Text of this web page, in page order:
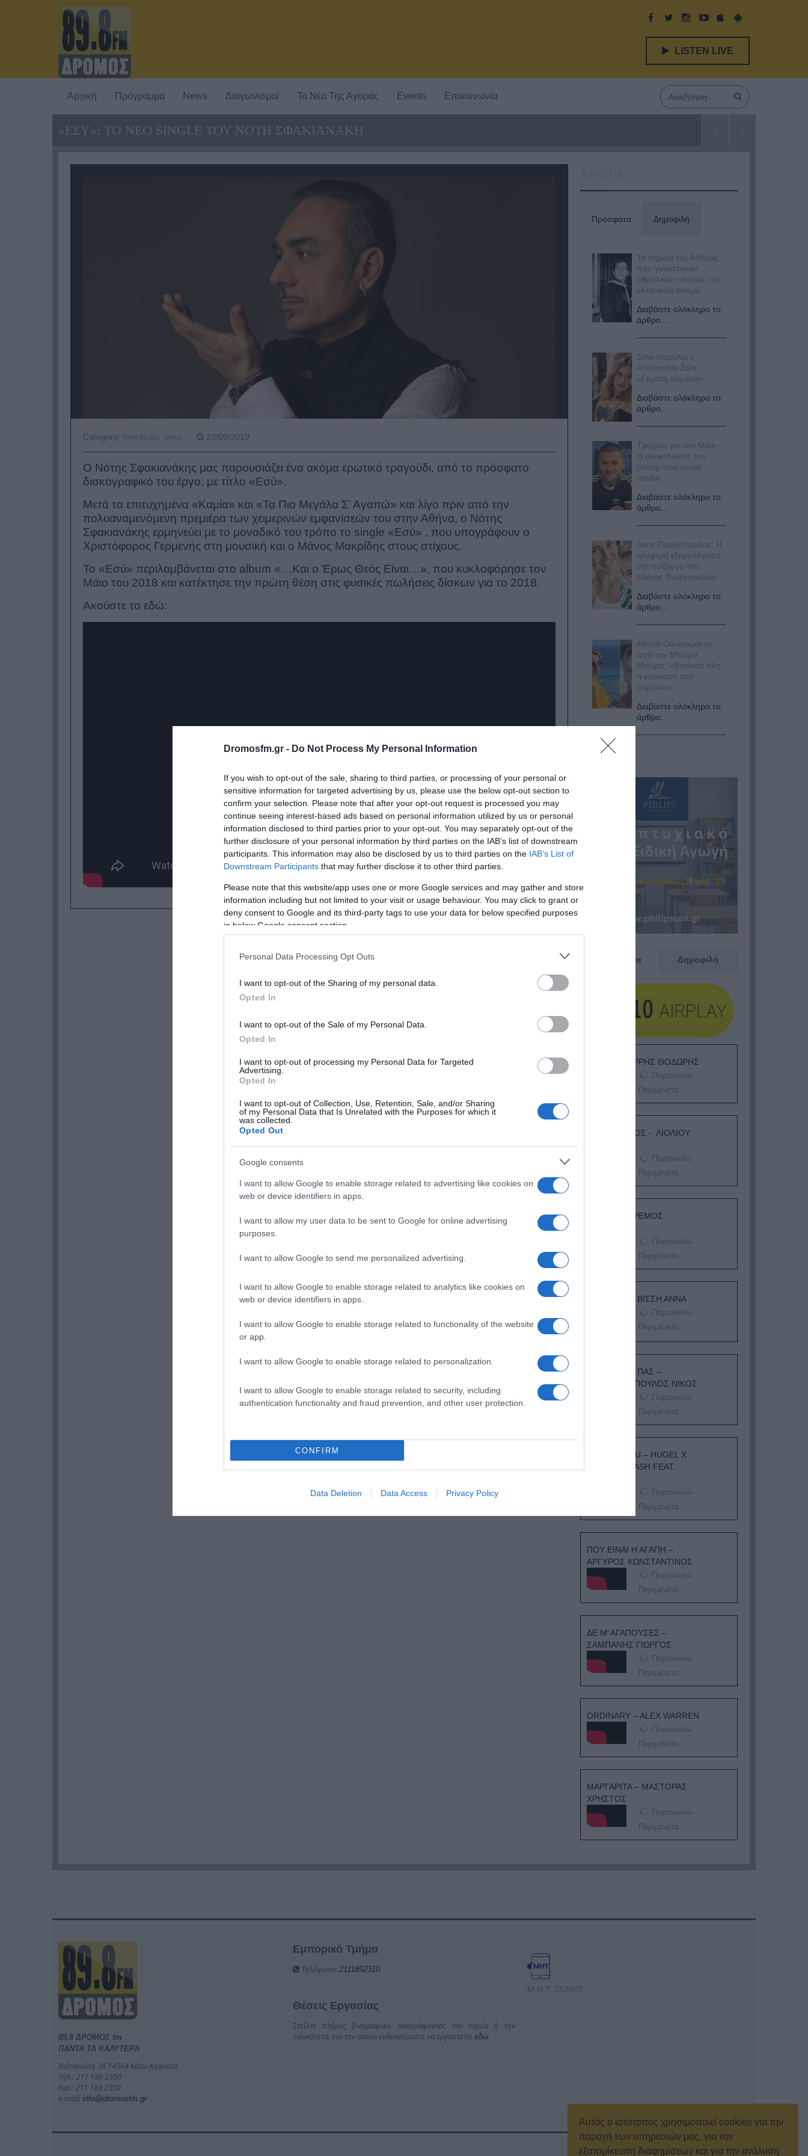
Αυτός ο ιστότοπος χρησιμοποιεί cookies για την
παροχή των υπηρεσιών μας, για την
εξατομίκευση διαφημίσεων και για την ανάλυση
Dromosfm.gr - Do Not Process My Personal Information
If you wish to opt-out of the sale, sharing to third parties, or processing of your personal or
sensitive information for targeted advertising by us, please use the below opt-out section to
confirm your selection. Please note that after your opt-out request is processed you may
continue seeing interest-based ads based on personal information utilized by us or personal
information disclosed to third parties prior to your opt-out. You may separately opt-out of the
further disclosure of your personal information by third parties on the IAB’s list of downstream
participants. This information may also be disclosed by us to third parties on the IAB’s List of
Downstream Participants that may further disclose it to other third parties.
Please note that this website/app uses one or more Google services and may gather and store
information including but not limited to your visit or usage behaviour. You may click to grant or
deny consent to Google and its third-party tags to use your data for below specified purposes
in below Google consent section.
Personal Data Processing Opt Outs
I want to opt-out of the Sharing of my personal data.
Opted In
I want to opt-out of the Sale of my Personal Data.
Opted In
I want to opt-out of processing my Personal Data for Targeted
Advertising.
Opted In
I want to opt-out of Collection, Use, Retention, Sale, and/or Sharing
of my Personal Data that Is Unrelated with the Purposes for which it
was collected.
Opted Out
Google consents
I want to allow Google to enable storage related to advertising like cookies on
web or device identifiers in apps.
I want to allow my user data to be sent to Google for online advertising
purposes.
I want to allow Google to send me personalized advertising.
I want to allow Google to enable storage related to analytics like cookies on
web or device identifiers in apps.
I want to allow Google to enable storage related to functionality of the website
or app.
I want to allow Google to enable storage related to personalization.
I want to allow Google to enable storage related to security, including
authentication functionality and fraud prevention, and other user protection.
CONFIRM
Data Deletion Data Access Privacy Policy
LISTEN LIVE
Αρχική Πρόγραμμα News Διαγωνισμοί Τα Νέα Της Αγοράς Events Επικοινωνία
«ΕΣΥ»: ΤΟ ΝΕΟ SINGLE ΤΟΥ ΝΟΤΗ ΣΦΑΚΙΑΝΑΚΗ
Category: New Music News 23/09/2019
Ο Νότης Σφακιανάκης μας παρουσιάζει ένα ακόμα ερωτικό τραγούδι, από το πρόσφατο
δισκογραφικό του έργο, με τίτλο «Εσύ».
Μετά τα επιτυχημένα «Καμία» και «Τα Πιο Μεγάλα Σ’ Αγαπώ» και λίγο πριν από την
πολυαναμενόμενη πρεμιέρα των χειμερινών εμφανίσεών του στην Αθήνα, ο Νότης
Σφακιανάκης ερμηνεύει με το μοναδικό του τρόπο το single «Εσύ» , που υπογράφουν ο
Χριστόφορος Γερμενής στη μουσική και ο Μάνος Μακρίδης στους στίχους.
Το «Εσύ» περιλαμβάνεται στο album «…Και ο Έρως Θεός Είναι…», που κυκλοφόρησε τον
Μάιο του 2018 και κατέκτησε την πρώτη θέση στις φυσικές πωλήσεις δίσκων για το 2018.
Ακούστε το εδώ:
Πρόσφατα Δημοφιλή
Τα σημεία της Αθήνας
που γυρίστηκαν
«θρυλικές» ταινίες του
ελληνικού σινεμά
Διαβάστε ολόκληρο το
άρθρο...
Στην παραλία η
Αποστολία Ζώη:
«Γεμάτη αλμύρα»
Διαβάστε ολόκληρο το
άρθρο...
Τροχαίο για τον Mike -
Η ανακοίνωση του
ράπερ στα social
media
Διαβάστε ολόκληρο το
άρθρο...
Άκης Παυλόπουλος: Η
τρυφερή εξομολόγηση
της συζύγου του,
Ελένης Φωτοπούλου
Διαβάστε ολόκληρο το
άρθρο...
Αθηνά Οικονομάκου
από την Μπόρα
Μπόρα: «Έσκασε όλη
η κούραση του
χειμώνα»
Διαβάστε ολόκληρο το
άρθρο...
Πρόσφατα Δημοφιλή
ΕΙΠΕΣ – ΦΕΡΡΗΣ ΘΟΔΩΡΗΣ
Παρακαλώ
Περιμένετε...
ΛΟΓΑΡΙΑΣΜΟΣ - ΛΙΟΛΙΟΥ
Παρακαλώ
Περιμένετε...
ΔΕΥΤΕΡΑ – ΡΕΜΟΣ
Παρακαλώ
Περιμένετε...
ΕΞΑΙΡΕΣΗ – ΒΙΣΣΗ ΑΝΝΑ
Παρακαλώ
Περιμένετε...
ΟΠΟΥ ΚΙ ΑΝ ΠΑΣ –
ΟΙΚΟΝΟΜΟΠΟΥΛΟΣ ΝΙΚΟΣ
Παρακαλώ
Περιμένετε...
I ADORE YOU – HUGEL X
TOPIC X ARASH FEAT.
Παρακαλώ
Περιμένετε...
ΠΟΥ ΕΙΝΑΙ Η ΑΓΑΠΗ –
ΑΡΓΥΡΟΣ ΚΩΝΣΤΑΝΤΙΝΟΣ
Παρακαλώ
Περιμένετε...
ΔΕ Μ’ ΑΓΑΠΟΥΣΕΣ –
ΣΑΜΠΑΝΗΣ ΓΙΩΡΓΟΣ
Παρακαλώ
Περιμένετε...
ORDINARY – ALEX WARREN
Παρακαλώ
Περιμένετε...
ΜΑΡΓΑΡΙΤΑ – ΜΑΣΤΟΡΑΣ
ΧΡΗΣΤΟΣ
Παρακαλώ
Περιμένετε...
89,8 ΔΡΟΜΟΣ fm
ΠΑΝΤΑ ΤΑ ΚΑΛΥΤΕΡΑ
Βιλτανιώτη 36 14564 Κάτω Κηφισιά
Τηλ.: 211 189 2350
Fax.: 211 189 2359
e-mail: info@dromosfm.gr
Εμπορικό Τμήμα
Τηλέφωνο: 2111892310
Θέσεις Εργασίας
Στείλτε πλήρες βιογραφικό, αναγράφοντας τον τομέα ή την
ειδικότητα, για την οποία ενδιαφέρεστε να εργαστείτε εδώ
Μ.Η.Τ. 242602